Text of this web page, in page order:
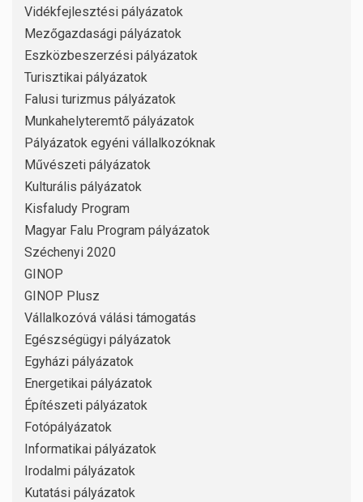
Vidékfejlesztési pályázatok
Mezőgazdasági pályázatok
Eszközbeszerzési pályázatok
Turisztikai pályázatok
Falusi turizmus pályázatok
Munkahelyteremtő pályázatok
Pályázatok egyéni vállalkozóknak
Művészeti pályázatok
Kulturális pályázatok
Kisfaludy Program
Magyar Falu Program pályázatok
Széchenyi 2020
GINOP
GINOP Plusz
Vállalkozóvá válási támogatás
Egészségügyi pályázatok
Egyházi pályázatok
Energetikai pályázatok
Építészeti pályázatok
Fotópályázatok
Informatikai pályázatok
Irodalmi pályázatok
Kutatási pályázatok